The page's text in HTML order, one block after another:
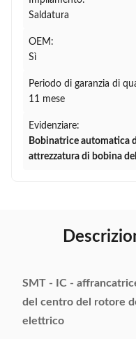
Saldatura
OEM:
Sì
Periodo di garanzia di
11 mese
Evidenziare:
Bobinatrice automatica
attrezzatura di bobina
SMT - IC -
del centro del rotore
elettrico